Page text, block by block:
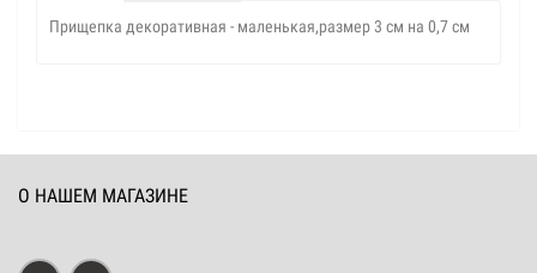
Прищепка декоративная - маленькая,размер 3 см на 0,7 см
О НАШЕМ МАГАЗИНЕ